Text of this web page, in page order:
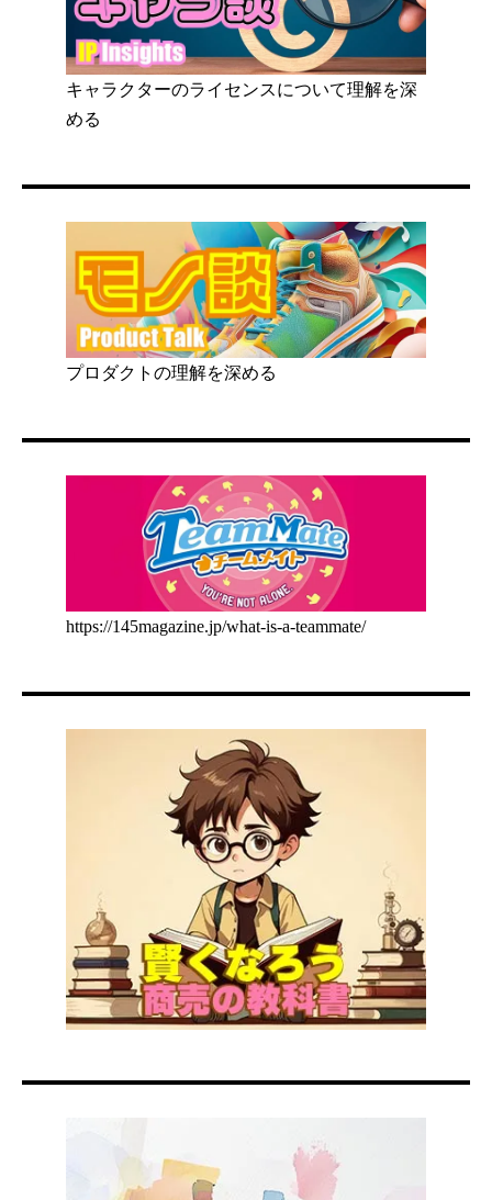
キャラクターのライセンスについて理解を深
める
プロダクトの理解を深める
https://145magazine.jp/what-is-a-teammate/